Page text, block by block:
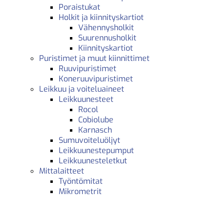
Poraistukat
Holkit ja kiinnityskartiot
Vähennysholkit
Suurennusholkit
Kiinnityskartiot
Puristimet ja muut kiinnittimet
Ruuvipuristimet
Koneruuvipuristimet
Leikkuu ja voiteluaineet
Leikkuunesteet
Rocol
Cobiolube
Karnasch
Sumuvoiteluöljyt
Leikkuunestepumput
Leikkuunesteletkut
Mittalaitteet
Työntömitat
Mikrometrit